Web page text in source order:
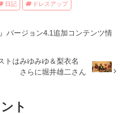
日記 ドレスアップ
バージョン4.1追加コンテンツ情
トはみゆみゆ＆梨衣名
さらに堀井雄二さん
ト